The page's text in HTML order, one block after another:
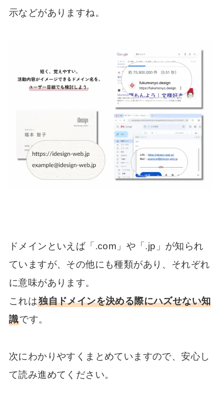
示などがありますね。
ドメインといえば「.com」や「.jp」が知られ
ていますが、その他にも種類があり、それぞれ
に意味があります。
これは独自ドメインを決める際にハズせない知
識です。
次にわかりやすくまとめていますので、安心し
て読み進めてください。